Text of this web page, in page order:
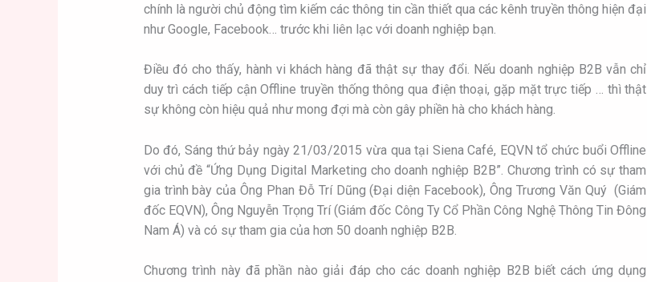
chính là người chủ động tìm kiếm các thông tin cần thiết qua các kênh truyền thông hiện đại
như Google, Facebook… trước khi liên lạc với doanh nghiệp bạn.
Điều đó cho thấy, hành vi khách hàng đã thật sự thay đổi. Nếu doanh nghiệp B2B vẫn chỉ
duy trì cách tiếp cận Offline truyền thống thông qua điện thoại, gặp mặt trực tiếp … thì thật
sự không còn hiệu quả như mong đợi mà còn gây phiền hà cho khách hàng.
Do đó, Sáng thứ bảy ngày 21/03/2015 vừa qua tại Siena Café, EQVN tổ chức buổi Offline
với chủ đề “Ứng Dụng Digital Marketing cho doanh nghiệp B2B”. Chương trình có sự tham
gia trình bày của Ông Phan Đỗ Trí Dũng (Đại diện Facebook), Ông Trương Văn Quý (Giám
đốc EQVN), Ông Nguyễn Trọng Trí (Giám đốc Công Ty Cổ Phần Công Nghệ Thông Tin Đông
Nam Á) và có sự tham gia của hơn 50 doanh nghiệp B2B.
Chương trình này đã phần nào giải đáp cho các doanh nghiệp B2B biết cách ứng dụng